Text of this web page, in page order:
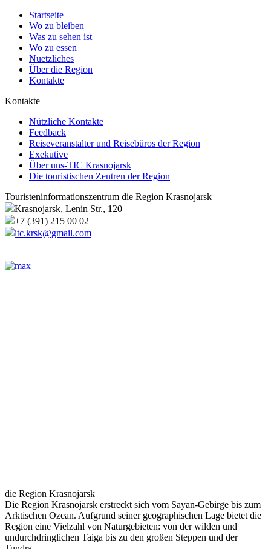
Startseite
Wo zu bleiben
Was zu sehen ist
Wo zu essen
Nuetzliches
Über die Region
Kontakte
Kontakte
Nützliche Kontakte
Feedback
Reiseveranstalter und Reisebüros der Region
Exekutive
Über uns-TIC Krasnojarsk
Die touristischen Zentren der Region
Touristeninformationszentrum die Region Krasnojarsk
Krasnojarsk, Lenin Str., 120
+7 (391) 215 00 02
itc.krsk@gmail.com
die Region Krasnojarsk
Die Region Krasnojarsk erstreckt sich vom Sayan-Gebirge bis zum
Arktischen Ozean. Aufgrund seiner geographischen Lage bietet die
Region eine Vielzahl von Naturgebieten: von der wilden und
undurchdringlichen Taiga bis zu den großen Steppen und der